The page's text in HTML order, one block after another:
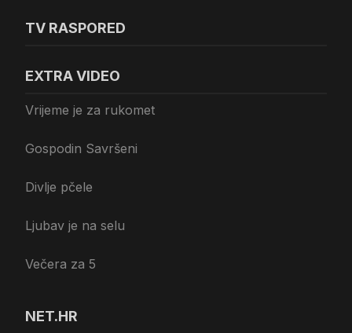
TV RASPORED
EXTRA VIDEO
Vrijeme je za rukomet
Gospodin Savršeni
Divlje pčele
Ljubav je na selu
Večera za 5
NET.HR